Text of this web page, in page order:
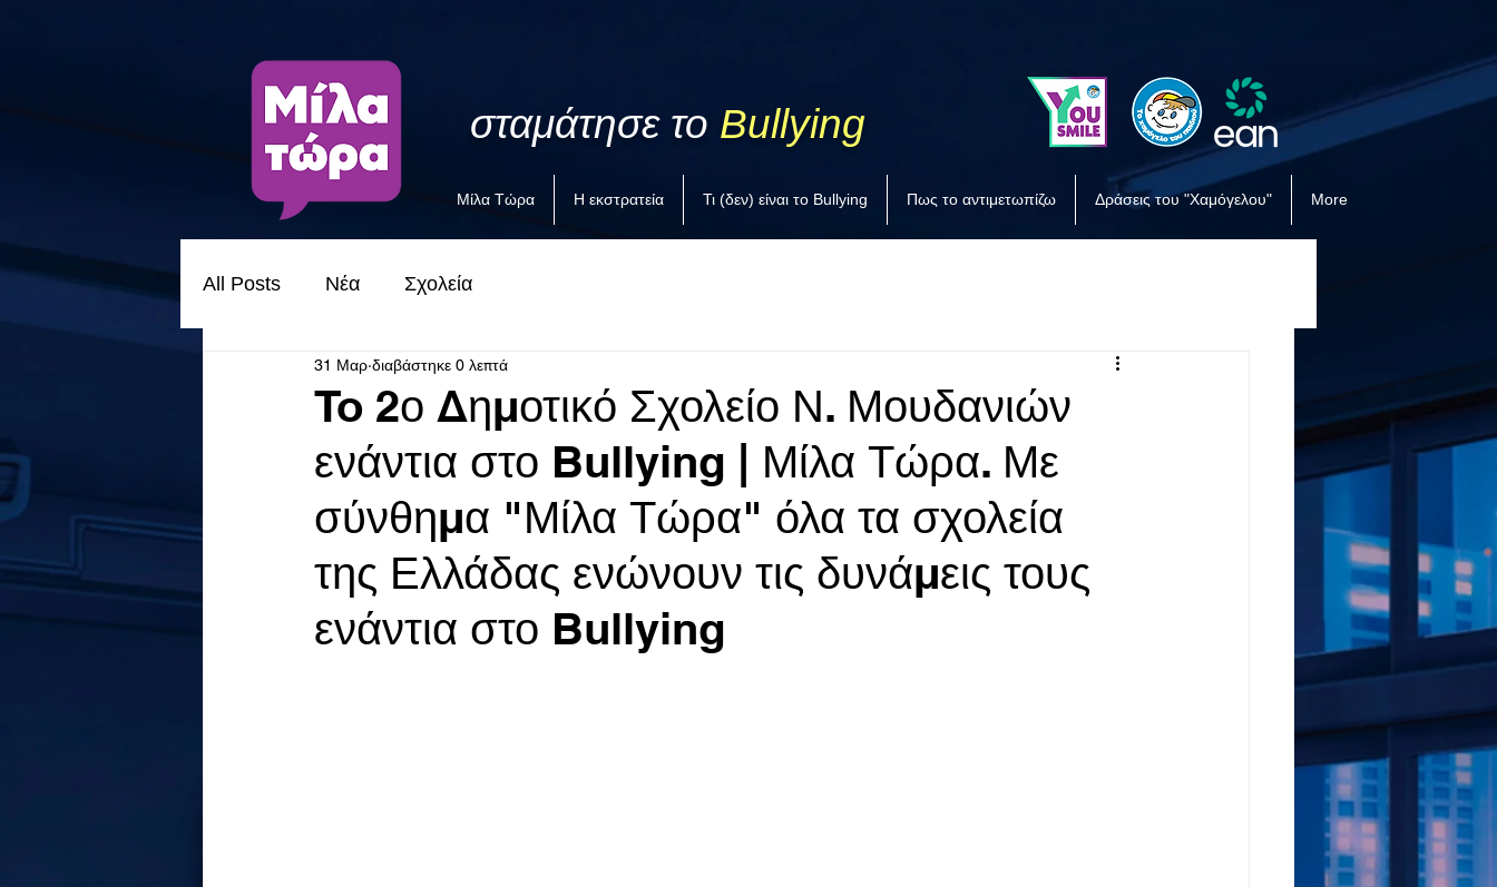
σταμάτησε το Bullying
Μίλα Τώρα Η εκστρατεία Τι (δεν) είναι το Bullying Πως το αντιμετωπίζω Δράσεις του "Χαμόγελου" More
All Posts Νέα Σχολεία
To 2ο Δημοτικό Σχολείο Ν. Μουδανιών
ενάντια στο Bullying | Μίλα Τώρα. Με
σύνθημα "Μίλα Τώρα" όλα τα σχολεία
της Ελλάδας ενώνουν τις δυνάμεις τους
ενάντια στο Bullying
31 Μαρ διαβάστηκε 0 λεπτά